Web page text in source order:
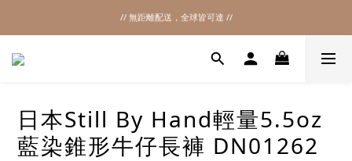
2026SS SALE
// 無距離配送，全球皆可達 //
日本Still By Hand輕量5.5oz
藍染錐形牛仔長褲 DN01262